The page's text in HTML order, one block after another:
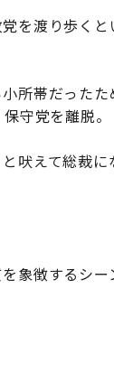
を渡り歩く
所帯だった
守党を離脱。
吠えて総裁
象徴するシ